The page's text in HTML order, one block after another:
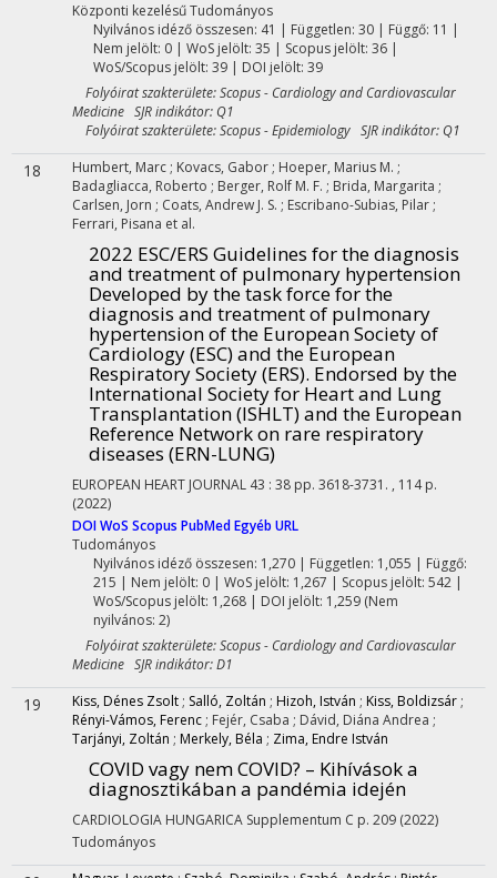
Központi kezelésűTudományos
Nyilvános idéző összesen: 41 | Független: 30 | Függő: 11 |
Nem jelölt: 0 | WoS jelölt: 35 | Scopus jelölt: 36 |
WoS/Scopus jelölt: 39 | DOI jelölt: 39
Folyóirat szakterülete: Scopus - Cardiology and Cardiovascular
Medicine SJR indikátor: Q1
Folyóirat szakterülete: Scopus - Epidemiology SJR indikátor: Q1
18 Humbert, Marc ; Kovacs, Gabor ; Hoeper, Marius M. ;
Badagliacca, Roberto ; Berger, Rolf M. F. ; Brida, Margarita ;
Carlsen, Jorn ; Coats, Andrew J. S. ; Escribano-Subias, Pilar ;
Ferrari, Pisana et al.
2022 ESC/ERS Guidelines for the diagnosis
and treatment of pulmonary hypertension
Developed by the task force for the
diagnosis and treatment of pulmonary
hypertension of the European Society of
Cardiology (ESC) and the European
Respiratory Society (ERS). Endorsed by the
International Society for Heart and Lung
Transplantation (ISHLT) and the European
Reference Network on rare respiratory
diseases (ERN-LUNG)
EUROPEAN HEART JOURNAL 43 : 38 pp. 3618-3731. , 114 p.
(2022)
DOIWoS Scopus PubMedEgyéb URL
Tudományos
Nyilvános idéző összesen: 1,270| Független: 1,055 | Függő:
215 | Nem jelölt: 0 | WoS jelölt: 1,267 | Scopus jelölt: 542 |
WoS/Scopus jelölt: 1,268 | DOI jelölt: 1,259 (Nem
nyilvános: 2)
Folyóirat szakterülete: Scopus - Cardiology and Cardiovascular
Medicine SJR indikátor: D1
19 Kiss, Dénes Zsolt ; Salló, Zoltán ; Hizoh, István ; Kiss, Boldizsár ;
Rényi-Vámos, Ferenc ; Fejér, Csaba ; Dávid, Diána Andrea ;
Tarjányi, Zoltán ; Merkely, Béla ; Zima, Endre István
COVID vagy nem COVID? – Kihívások a
diagnosztikában a pandémia idején
CARDIOLOGIA HUNGARICA Supplementum C p. 209 (2022)
Tudományos